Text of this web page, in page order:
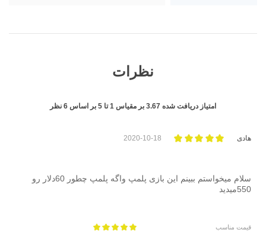
نظرات
امتیاز دریافت شده 3.67 بر مقیاس 1تا 5 بر اساس 6 نظر
هادی 2020-10-18
سلام میخواستم ببینم این بازی پلمپ واگه پلمپ چطور 60دلار رو
550میدید
قیمت مناسب